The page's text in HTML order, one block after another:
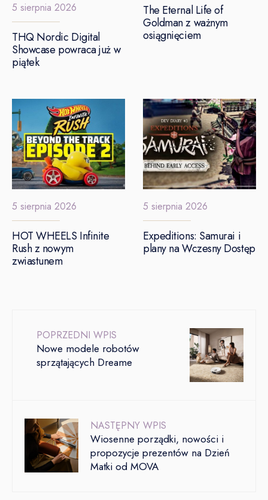
5 sierpnia 2026
THQ Nordic Digital
Showcase powraca już w
piątek
The Eternal Life of
Goldman z ważnym
osiągnięciem
5 sierpnia 2026
HOT WHEELS Infinite
Rush z nowym
zwiastunem
5 sierpnia 2026
Expeditions: Samurai i
plany na Wczesny Dostęp
POPRZEDNI WPIS
Nowe modele robotów
sprzątających Dreame
NASTĘPNY WPIS
Wiosenne porządki, nowości i
propozycje prezentów na Dzień
Matki od MOVA